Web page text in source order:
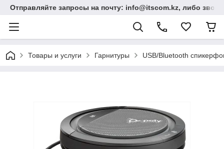
Отправляйте запросы на почту: info@itscom.kz, либо
Товары и услуги Гарнитуры USB/Bluetooth